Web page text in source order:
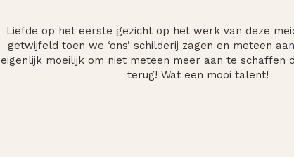
Liefde op het eerste gezicht op het werk van deze
getwijfeld toen we ‘ons’ schilderij zagen en meteen
eigenlijk moeilijk om niet meteen meer aan te schaffen
terug! Wat een mooi talent!